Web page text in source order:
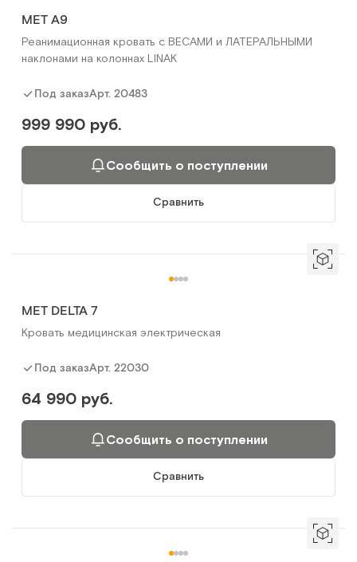
MET A9
Реанимационная кровать с ВЕСАМИ и ЛАТЕРАЛЬНЫМИ
наклонами на колоннах LINAK
Под заказАрт. 20483
999 990 руб.
Сообщить о поступлении
Сравнить
MET DELTA 7
Кровать медицинская электрическая
Под заказАрт. 22030
64 990 руб.
Сообщить о поступлении
Сравнить